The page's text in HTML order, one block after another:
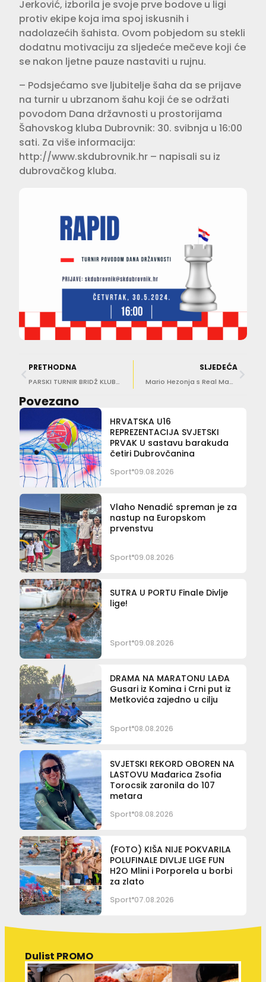
Jerković, izborila je svoje prve bodove u ligi
protiv ekipe koja ima spoj iskusnih i
nadolazećih šahista. Ovom pobjedom su stekli
dodatnu motivaciju za sljedeće mečeve koji će
se nakon ljetne pauze nastaviti u rujnu.
– Podsjećamo sve ljubitelje šaha da se prijave
na turnir u ubrzanom šahu koji će se održati
povodom Dana državnosti u prostorijama
Šahovskog kluba Dubrovnik: 30. svibnja u 16:00
sati. Za više informacija:
http://www.skdubrovnik.hr – napisali su iz
dubrovačkog kluba.
PRETHODNA
PARSKI TURNIR BRIDŽ KLUBA DUBROVNIK Najbolji igrači ovog tjedna su Elizabeta Pejdar i Nikša Karaman
SLJEDEĆA
Mario Hezonja s Real Madridom izborio finale Eurolige!
Povezano
HRVATSKA U16
REPREZENTACIJA SVJETSKI
PRVAK U sastavu barakuda
četiri Dubrovčanina
Sport 09.08.2026
Vlaho Nenadić spreman je za
nastup na Europskom
prvenstvu
Sport 09.08.2026
SUTRA U PORTU Finale Divlje
lige!
Sport 09.08.2026
DRAMA NA MARATONU LAĐA
Gusari iz Komina i Crni put iz
Metkovića zajedno u cilju
Sport 08.08.2026
SVJETSKI REKORD OBOREN NA
LASTOVU Mađarica Zsofia
Torocsik zaronila do 107
metara
Sport 08.08.2026
(FOTO) KIŠA NIJE POKVARILA
POLUFINALE DIVLJE LIGE FUN
H2O Mlini i Porporela u borbi
za zlato
Sport 07.08.2026
Dulist PROMO